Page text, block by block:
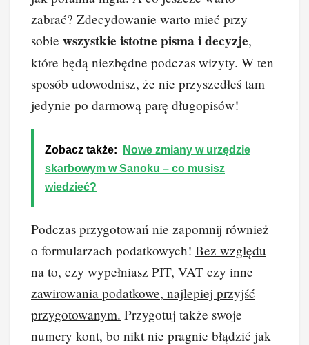
zabrać? Zdecydowanie warto mieć przy
sobie wszystkie istotne pisma i decyzje,
które będą niezbędne podczas wizyty. W ten
sposób udowodnisz, że nie przyszedłeś tam
jedynie po darmową parę długopisów!
Zobacz także:
Nowe zmiany w urzędzie
skarbowym w Sanoku – co musisz
wiedzieć?
Podczas przygotowań nie zapomnij również
o formularzach podatkowych! Bez względu
na to, czy wypełniasz PIT, VAT czy inne
zawirowania podatkowe, najlepiej przyjść
przygotowanym. Przygotuj także swoje
numery kont, bo nikt nie pragnie błądzić jak